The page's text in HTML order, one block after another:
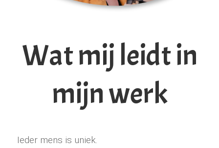
Wat mij leidt in
mijn werk
Ieder mens is uniek.